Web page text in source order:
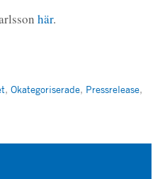
här.
, Okategoriserade, Pressrelease,